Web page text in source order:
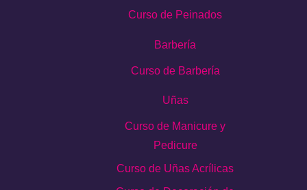
Curso de Peinados
Barbería
Curso de Barbería
Uñas
Curso de Manicure y
Pedicure
Curso de Uñas Acrílicas